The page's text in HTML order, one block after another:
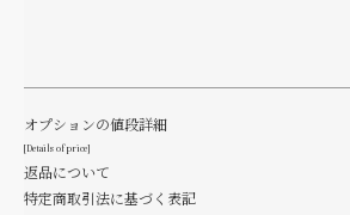
オプションの値段詳細
[Details of price]
返品について
特定商取引法に基づく表記